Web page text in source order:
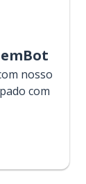
nosso
com